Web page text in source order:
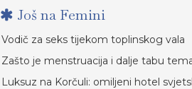
Još na Femini
Vodič za seks tijekom toplinskog vala
Zašto je menstruacija i dalje tabu
Luksuz na Korčuli: omiljeni hotel